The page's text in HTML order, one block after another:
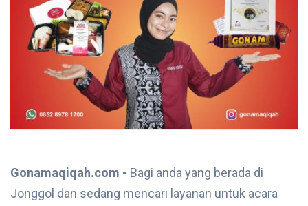
Gonamaqiqah.com - Bagi anda yang berada di
Jonggol dan sedang mencari layanan untuk acara